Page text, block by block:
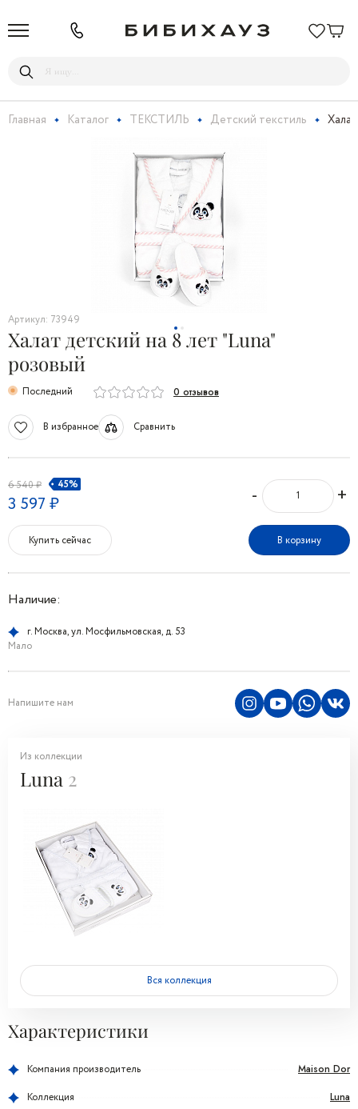
Главная Каталог ТЕКСТИЛЬ Детский текстиль
Артикул: 73949
Халат детский на 8 лет "Luna"
розовый
Последний 0 отзывов
В избранное Сравнить
6 540 ₽ 45%
3 597 ₽ - +
Купить сейчас В корзину
Наличие:
г. Москва, ул. Мосфильмовская, д. 53
Мало
Напишите нам
Из коллекции
Luna 2
Вся коллекция
Характеристики
Компания производитель Maison Dor
Коллекция Luna